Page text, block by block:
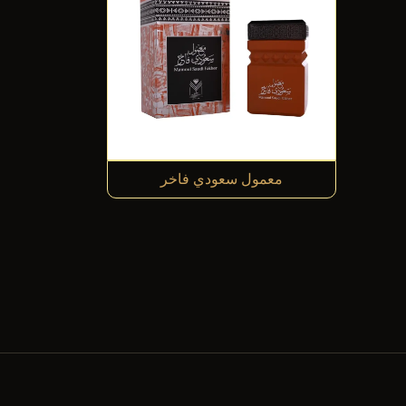
معمول سعودي فاخر